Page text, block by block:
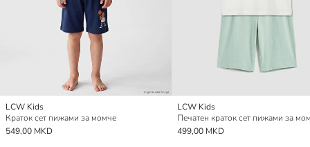
LCW Kids
Краток сет пижами за момче
549,00 MKD
LCW Kids
Печатен краток сет пижами за
499,00 MKD